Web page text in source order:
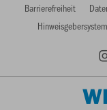
Barrierefreiheit
Hinweisgebersystem